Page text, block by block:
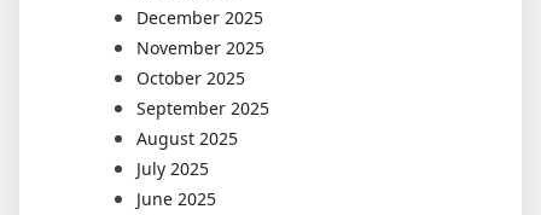
December 2025
November 2025
October 2025
September 2025
August 2025
July 2025
June 2025